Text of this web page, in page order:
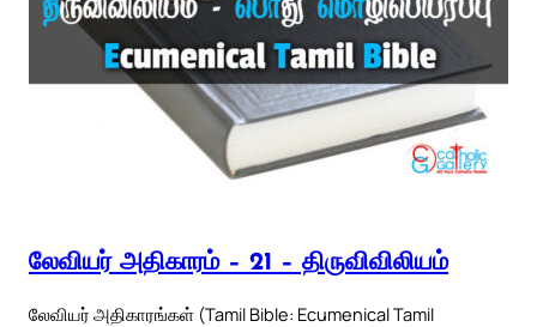
லேவியர் அதிகாரம் – 21 – திருவிவிலியம்
லேவியர் அதிகாரங்கள் (Tamil Bible: Ecumenical Tamil